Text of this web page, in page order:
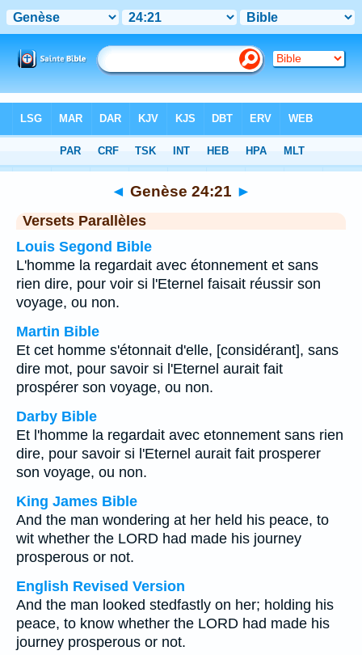
Chapitre 24 > Verset 21
◄ Genèse 24:21 ►
Versets Parallèles
Louis Segond Bible
L'homme la regardait avec étonnement et sans
rien dire, pour voir si l'Eternel faisait réussir son
voyage, ou non.
Martin Bible
Et cet homme s'étonnait d'elle, [considérant], sans
dire mot, pour savoir si l'Eternel aurait fait
prospérer son voyage, ou non.
Darby Bible
Et l'homme la regardait avec etonnement sans rien
dire, pour savoir si l'Eternel aurait fait prosperer
son voyage, ou non.
King James Bible
And the man wondering at her held his peace, to
wit whether the LORD had made his journey
prosperous or not.
English Revised Version
And the man looked stedfastly on her; holding his
peace, to know whether the LORD had made his
journey prosperous or not.